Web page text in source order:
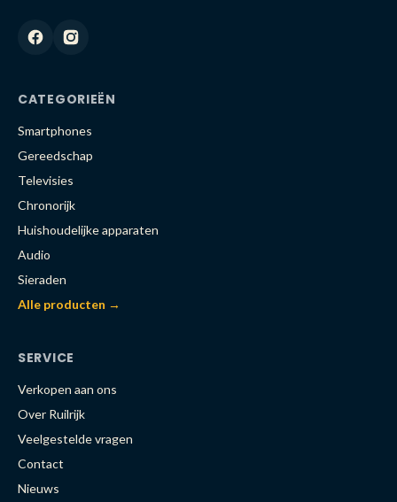
CATEGORIEËN
Smartphones
Gereedschap
Televisies
Chronorijk
Huishoudelijke apparaten
Audio
Sieraden
Alle producten →
SERVICE
Verkopen aan ons
Over Ruilrijk
Veelgestelde vragen
Contact
Nieuws